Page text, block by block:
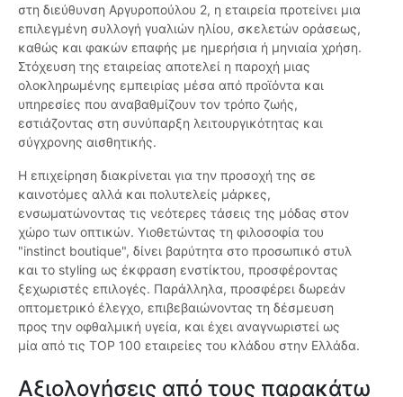
στη διεύθυνση Αργυροπούλου 2, η εταιρεία προτείνει μια
επιλεγμένη συλλογή γυαλιών ηλίου, σκελετών οράσεως,
καθώς και φακών επαφής με ημερήσια ή μηνιαία χρήση.
Στόχευση της εταιρείας αποτελεί η παροχή μιας
ολοκληρωμένης εμπειρίας μέσα από προϊόντα και
υπηρεσίες που αναβαθμίζουν τον τρόπο ζωής,
εστιάζοντας στη συνύπαρξη λειτουργικότητας και
σύγχρονης αισθητικής.
Η επιχείρηση διακρίνεται για την προσοχή της σε
καινοτόμες αλλά και πολυτελείς μάρκες,
ενσωματώνοντας τις νεότερες τάσεις της μόδας στον
χώρο των οπτικών. Υιοθετώντας τη φιλοσοφία του
"instinct boutique", δίνει βαρύτητα στο προσωπικό στυλ
και το styling ως έκφραση ενστίκτου, προσφέροντας
ξεχωριστές επιλογές. Παράλληλα, προσφέρει δωρεάν
οπτομετρικό έλεγχο, επιβεβαιώνοντας τη δέσμευση
προς την οφθαλμική υγεία, και έχει αναγνωριστεί ως
μία από τις TOP 100 εταιρείες του κλάδου στην Ελλάδα.
Αξιολογήσεις από τους παρακάτω